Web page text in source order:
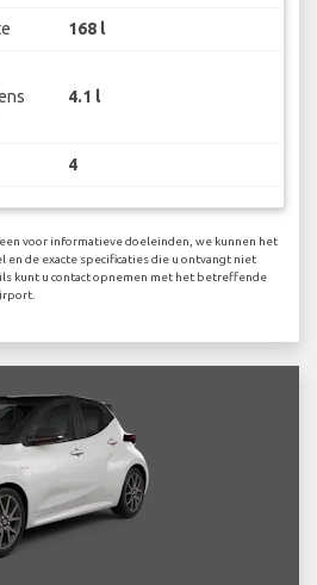
168 l
4.1 l
4
voor informatieve doeleinden, we kunnen het
en de exacte specificaties die u ontvangt niet
kunt u contact opnemen met het betreffende